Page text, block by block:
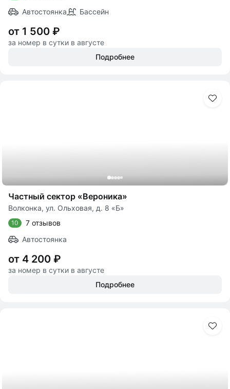
Автостоянка
Бассейн
от 1 500 ₽
за номер в сутки в августе
Подробнее
Частный сектор «Вероника»
Волконка, ул. Ольховая, д. 8 «Б»
10
7 отзывов
Автостоянка
от 4 200 ₽
за номер в сутки в августе
Подробнее